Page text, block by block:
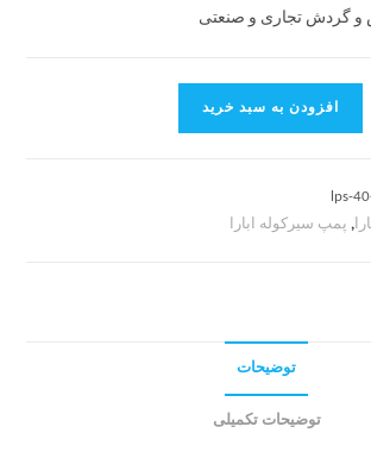
و گردش تجاری و صنعتی
افزودن به سبد خرید
lps-
, پمپ سیرکوله ابارا
توضیحات
توضیحات تکمیلی